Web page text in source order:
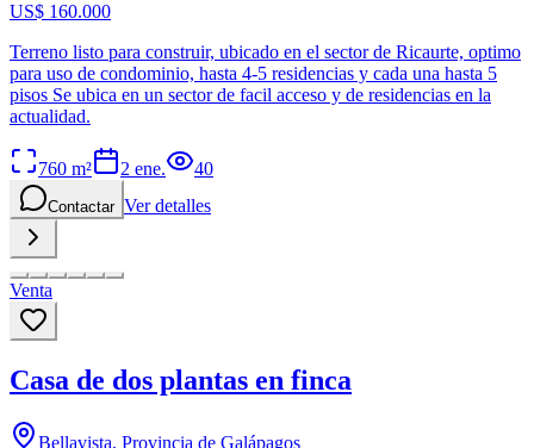
US$ 160.000
Terreno listo para construir, ubicado en el sector de Ricaurte, optimo
para uso de condominio, hasta 4-5 residencias y cada una hasta 5
pisos Se ubica en un sector de facil acceso y de residencias en la
actualidad.
760 m² 2 ene. 40
Contactar Ver detalles
Venta
Casa de dos plantas en finca
Bellavista, Provincia de Galápagos